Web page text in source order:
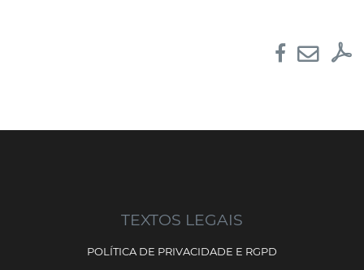
TEXTOS LEGAIS
POLÍTICA DE PRIVACIDADE E RGPD